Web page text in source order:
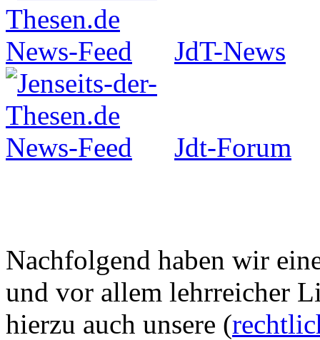
JdT-News
Jdt-Forum
Nachfolgend haben wir
und vor allem lehrreicher
hierzu auch unsere (